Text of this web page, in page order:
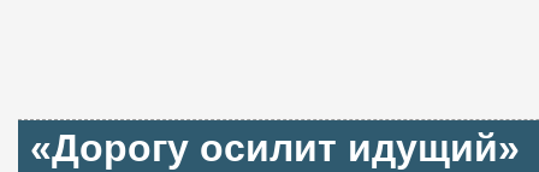
«Дорогу осилит идущий»